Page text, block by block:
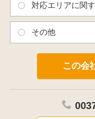
対応エリアに関
その他